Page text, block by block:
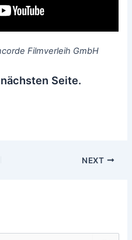
Filmverleih GmbH
Seite.
NEXT